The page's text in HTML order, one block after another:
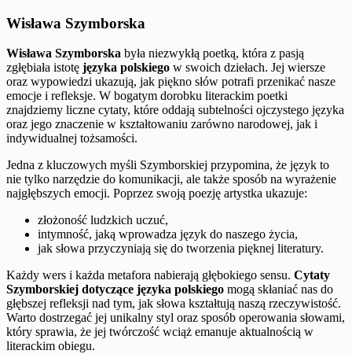
Wisława Szymborska
Wisława Szymborska była niezwykłą poetką, która z pasją
zgłębiała istotę języka polskiego w swoich dziełach. Jej wiersze
oraz wypowiedzi ukazują, jak piękno słów potrafi przenikać nasze
emocje i refleksje. W bogatym dorobku literackim poetki
znajdziemy liczne cytaty, które oddają subtelności ojczystego języka
oraz jego znaczenie w kształtowaniu zarówno narodowej, jak i
indywidualnej tożsamości.
Jedna z kluczowych myśli Szymborskiej przypomina, że język to
nie tylko narzędzie do komunikacji, ale także sposób na wyrażenie
najgłębszych emocji. Poprzez swoją poezję artystka ukazuje:
złożoność ludzkich uczuć,
intymność, jaką wprowadza język do naszego życia,
jak słowa przyczyniają się do tworzenia pięknej literatury.
Każdy wers i każda metafora nabierają głębokiego sensu. Cytaty
Szymborskiej dotyczące języka polskiego mogą skłaniać nas do
głębszej refleksji nad tym, jak słowa kształtują naszą rzeczywistość.
Warto dostrzegać jej unikalny styl oraz sposób operowania słowami,
który sprawia, że jej twórczość wciąż emanuje aktualnością w
literackim obiegu.